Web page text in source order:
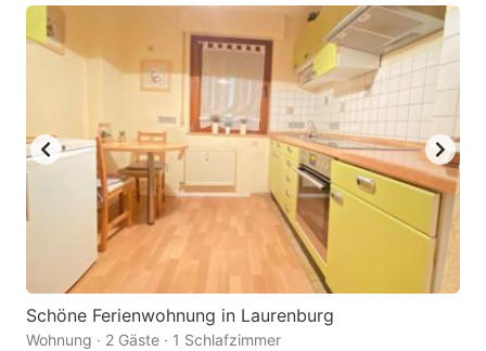
Schöne Ferienwohnung in Laurenburg
Wohnung · 2 Gäste · 1 Schlafzimmer